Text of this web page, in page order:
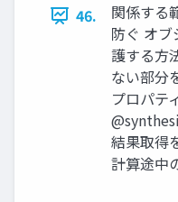
46.
関係する
防ぐ オ
護する⽅
ない部分
プロパテ
結果取得
計算途中